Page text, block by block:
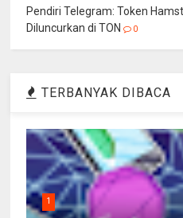
Pendiri Telegram: Token
Diluncurkan di TON
0
TERBANYAK DIBACA
1